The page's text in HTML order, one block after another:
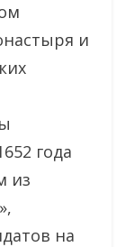
и
года
из
на